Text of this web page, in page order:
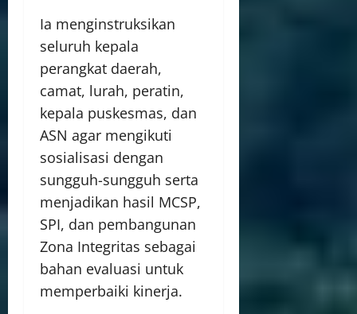
Ia menginstruksikan
seluruh kepala
perangkat daerah,
camat, lurah, peratin,
kepala puskesmas, dan
ASN agar mengikuti
sosialisasi dengan
sungguh-sungguh serta
menjadikan hasil MCSP,
SPI, dan pembangunan
Zona Integritas sebagai
bahan evaluasi untuk
memperbaiki kinerja.